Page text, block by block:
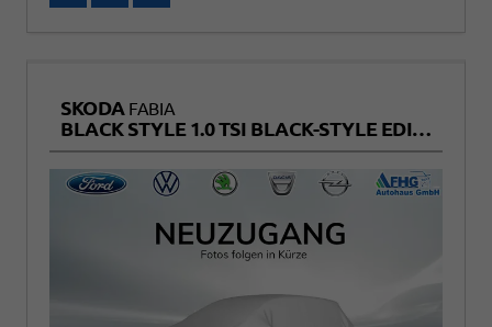
SKODA FABIA
BLACK STYLE 1.0 TSI BLACK-STYLE EDITION+KAMERA+SITZHEIZUNG+TEMPOMAT+LED